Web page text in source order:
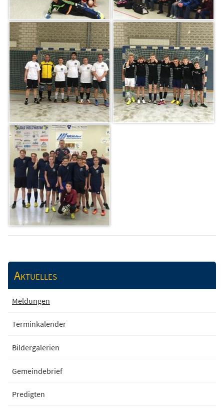
Aktuelles
Meldungen
Terminkalender
Bildergalerien
Gemeindebrief
Predigten